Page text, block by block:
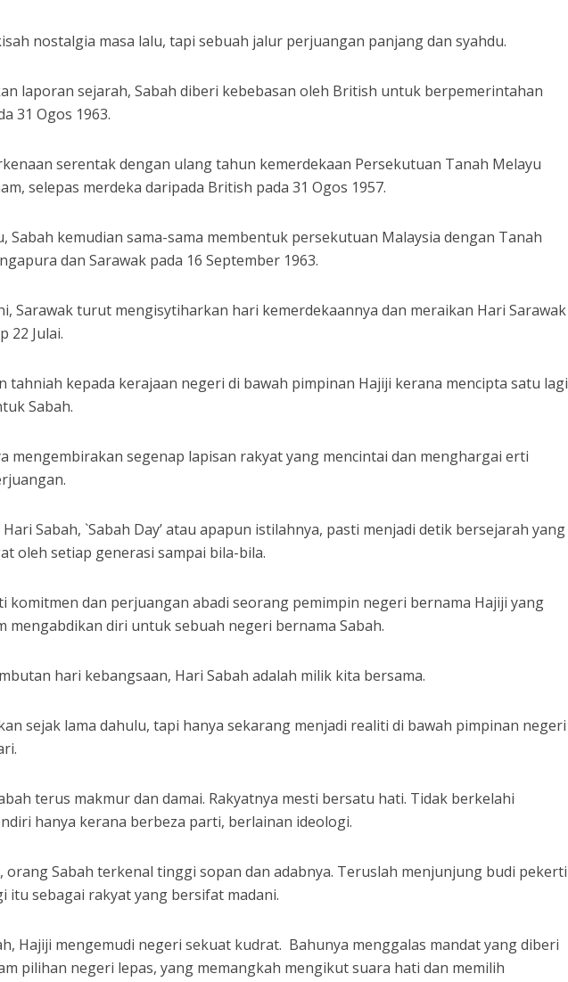
nostalgia masa lalu, tapi sebuah jalur perjuangan panjang dan syahdu.
laporan sejarah, Sabah diberi kebebasan oleh British untuk berpemerintahan
31 Ogos 1963.
serentak dengan ulang tahun kemerdekaan Persekutuan Tanah Melayu
selepas merdeka daripada British pada 31 Ogos 1957.
Sabah kemudian sama-sama membentuk persekutuan Malaysia dengan Tanah
dan Sarawak pada 16 September 1963.
Sarawak turut mengisytiharkan hari kemerdekaannya dan meraikan Hari Sarawak
22 Julai.
tahniah kepada kerajaan negeri di bawah pimpinan Hajiji kerana mencipta satu lagi
Sabah.
mengembirakan segenap lapisan rakyat yang mencintai dan menghargai erti
Sabah, `Sabah Day’ atau apapun istilahnya, pasti menjadi detik bersejarah yang
oleh setiap generasi sampai bila-bila.
komitmen dan perjuangan abadi seorang pemimpin negeri bernama Hajiji yang
mengabdikan diri untuk sebuah negeri bernama Sabah.
hari kebangsaan, Hari Sabah adalah milik kita bersama.
sejak lama dahulu, tapi hanya sekarang menjadi realiti di bawah pimpinan negeri
terus makmur dan damai. Rakyatnya mesti bersatu hati. Tidak berkelahi
hanya kerana berbeza parti, berlainan ideologi.
orang Sabah terkenal tinggi sopan dan adabnya. Teruslah menjunjung budi pekerti
itu sebagai rakyat yang bersifat madani.
Hajiji mengemudi negeri sekuat kudrat. Bahunya menggalas mandat yang diberi
pilihan negeri lepas, yang memangkah mengikut suara hati dan memilih